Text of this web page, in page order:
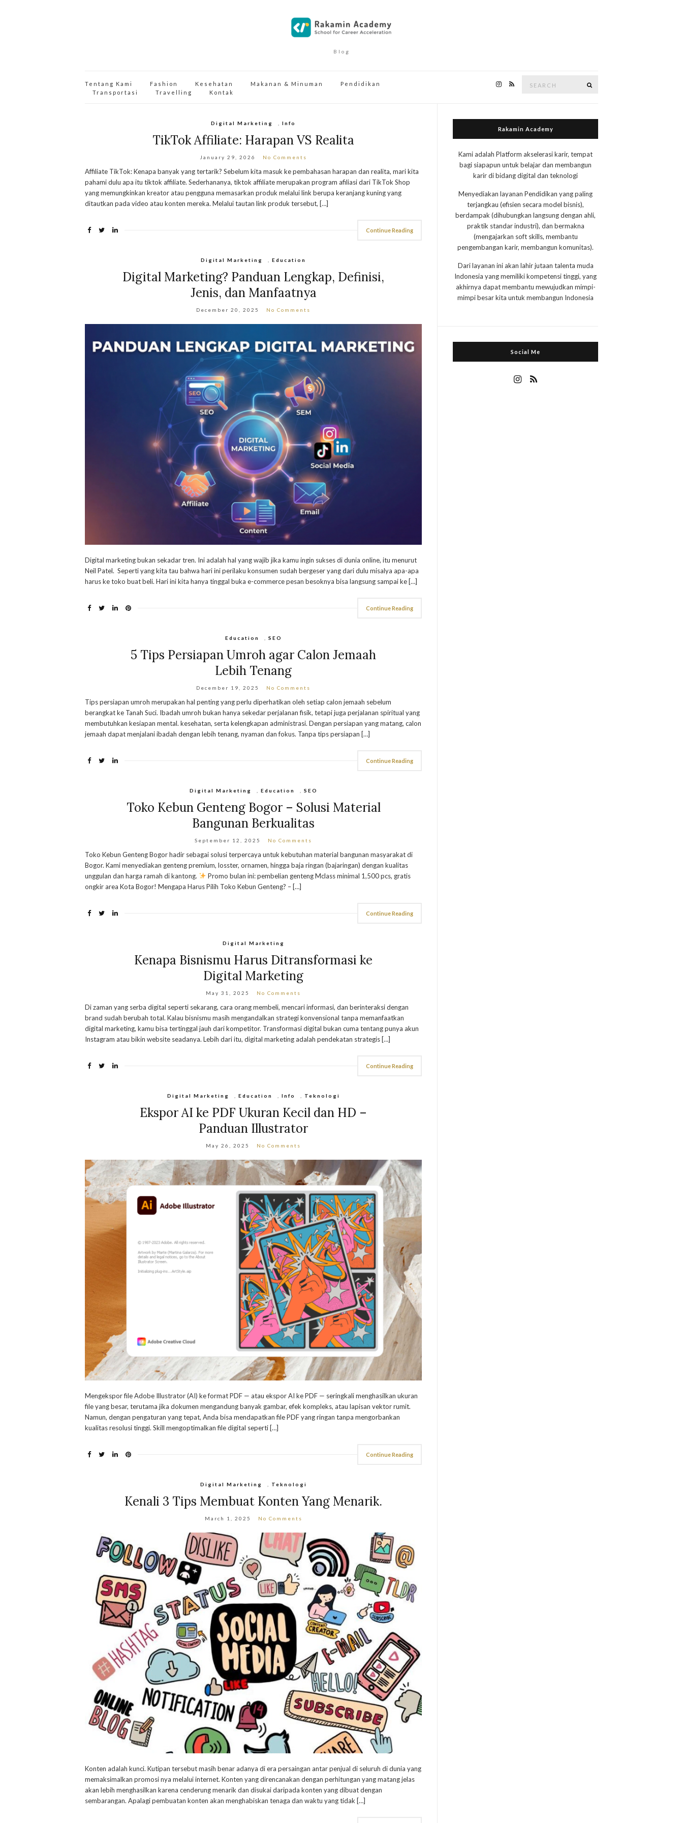
Blog
Tentang Kami Fashion Kesehatan Makanan & Minuman
Pendidikan
Transportasi
Travelling Kontak
Digital Marketing ,Info
TikTok Affiliate: Harapan VS Realita
January 29, 2026 No Comments
Affiliate TikTok: Kenapa banyak yang tertarik? Sebelum kita masuk ke pembahasan harapan dan realita, mari kita
pahami dulu apa itu tiktok affiliate. Sederhananya, tiktok affiliate merupakan program afiliasi dari TikTok Shop
yang memungkinkan kreator atau pengguna memasarkan produk melalui link berupa keranjang kuning yang
ditautkan pada video atau konten mereka. Melalui tautan link produk tersebut, […]
Continue Reading
Digital Marketing ,Education
Digital Marketing? Panduan Lengkap, Definisi,
Jenis, dan Manfaatnya
December 20, 2025 No Comments
Digital marketing bukan sekadar tren. Ini adalah hal yang wajib jika kamu ingin sukses di dunia online, itu menurut
Neil Patel. Seperti yang kita tau bahwa hari ini perilaku konsumen sudah bergeser yang dari dulu misalya apa-apa
harus ke toko buat beli. Hari ini kita hanya tinggal buka e-commerce pesan besoknya bisa langsung sampai ke […]
Continue Reading
Education SEO
5 Tips Persiapan Umroh agar Calon Jemaah
Lebih Tenang
December 19, 2025 No Comments
Tips persiapan umroh merupakan hal penting yang perlu diperhatikan oleh setiap calon jemaah sebelum
berangkat ke Tanah Suci. Ibadah umroh bukan hanya sekedar perjalanan fisik, tetapi juga perjalanan spiritual yang
membutuhkan kesiapan mental. kesehatan, serta kelengkapan administrasi. Dengan persiapan yang matang, calon
jemaah dapat menjalani ibadah dengan lebih tenang, nyaman dan fokus. Tanpa tips persiapan […]
Continue Reading
Digital Marketing Education SEO
Toko Kebun Genteng Bogor – Solusi Material
Bangunan Berkualitas
September 12, 2025 No Comments
Toko Kebun Genteng Bogor hadir sebagai solusi terpercaya untuk kebutuhan material bangunan masyarakat di
Bogor. Kami menyediakan genteng premium, losster, ornamen, hingga baja ringan (bajaringan) dengan kualitas
unggulan dan harga ramah di kantong.
Promo bulan ini: pembelian genteng Mclass minimal 1,500 pcs, gratis
ongkir area Kota Bogor! Mengapa Harus Pilih Toko Kebun Genteng? – […]
Continue Reading
Digital Marketing
Kenapa Bisnismu Harus Ditransformasi ke
Digital Marketing
May 31, 2025 No Comments
Di zaman yang serba digital seperti sekarang, cara orang membeli, mencari informasi, dan berinteraksi dengan
brand sudah berubah total. Kalau bisnismu masih mengandalkan strategi konvensional tanpa memanfaatkan
digital marketing, kamu bisa tertinggal jauh dari kompetitor. Transformasi digital bukan cuma tentang punya akun
Instagram atau bikin website seadanya. Lebih dari itu, digital marketing adalah pendekatan strategis […]
Continue Reading
Digital Marketing Education Info Teknologi
Ekspor AI ke PDF Ukuran Kecil dan HD –
Panduan Illustrator
May 26, 2025 No Comments
Mengekspor file Adobe Illustrator (AI) ke format PDF — atau ekspor AI ke PDF — seringkali menghasilkan ukuran
file yang besar, terutama jika dokumen mengandung banyak gambar, efek kompleks, atau lapisan vektor rumit.
Namun, dengan pengaturan yang tepat, Anda bisa mendapatkan file PDF yang ringan tanpa mengorbankan
kualitas resolusi tinggi. Skill mengoptimalkan file digital seperti […]
Continue Reading
Digital Marketing Teknologi
Kenali 3 Tips Membuat Konten Yang Menarik.
March 1, 2025 No Comments
Konten adalah kunci. Kutipan tersebut masih benar adanya di era persaingan antar penjual di seluruh di dunia yang
memaksimalkan promosi nya melalui internet. Konten yang direncanakan dengan perhitungan yang matang jelas
akan lebih menghasilkan karena cenderung menarik dan disukai daripada konten yang dibuat dengan
sembarangan. Apalagi pembuatan konten akan menghabiskan tenaga dan waktu yang tidak […]
Rakamin Academy
Kami adalah Platform akselerasi karir, tempat
bagi siapapun untuk belajar dan membangun
karir di bidang digital dan teknologi
Menyediakan layanan Pendidikan yang paling
terjangkau (efisien secara model bisnis),
berdampak (dihubungkan langsung dengan ahli,
praktik standar industri), dan bermakna
(mengajarkan soft skills, membantu
pengembangan karir, membangun komunitas).
Dari layanan ini akan lahir jutaan talenta muda
Indonesia yang memiliki kompetensi tinggi, yang
akhirnya dapat membantu mewujudkan mimpi-
mimpi besar kita untuk membangun Indonesia
Social Me